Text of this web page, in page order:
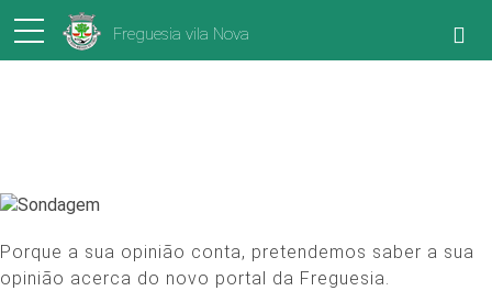
Freguesia vila Nova
Porque a sua opinião conta, pretendemos saber a sua
opinião acerca do novo portal da Freguesia.